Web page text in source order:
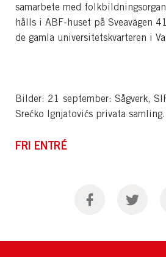
samarbete med
hålls i ABF-huset på Sveavägen
de gamla universitetskvarteren i
Bilder: 21 september: Sågverk,
Srećko Ignjatovićs privata samling.
FRI ENTRÉ